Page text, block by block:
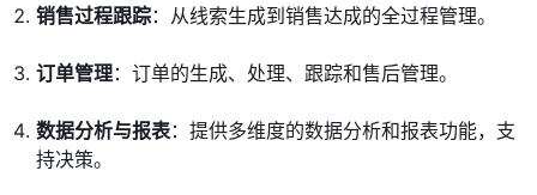
销售过程跟踪：从线索生成到销售达成的全过程管理。
订单管理：订单的生成、处理、跟踪和售后管理。
数据分析与报表：提供多维度的数据分析和报表功能，支
持决策。